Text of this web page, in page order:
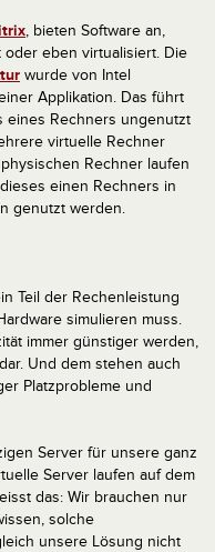
, bieten Software an,
eben virtualisiert. Die
wurde von Intel
Applikation. Das führt
eines Rechners ungenutzt
virtuelle Rechner
Rechner laufen
einen Rechners in
genutzt werden.
Teil der Rechenleistung
simulieren muss.
immer günstiger werden,
Und dem stehen auch
Platzprobleme und
Server für unsere ganz
Server laufen auf dem
das: Wir brauchen nur
solche
unsere Lösung nicht